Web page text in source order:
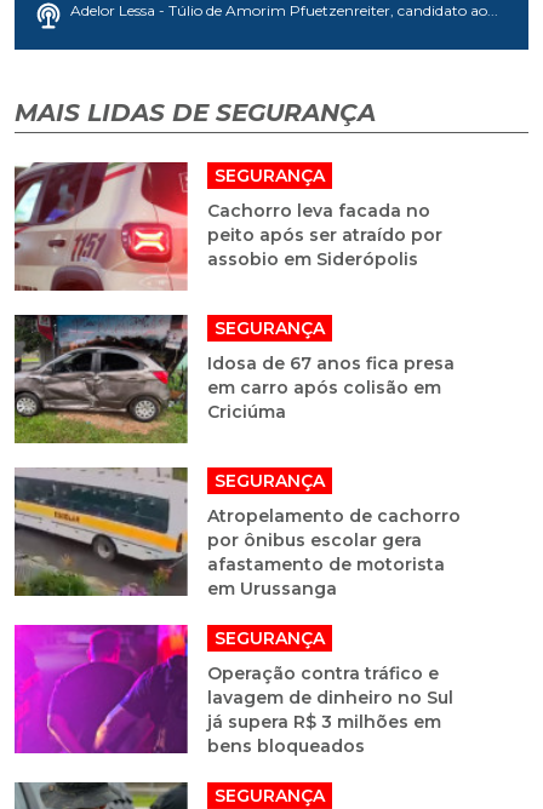
Adelor Lessa - Túlio de Amorim Pfuetzenreiter, candidato ao...
MAIS LIDAS DE SEGURANÇA
SEGURANÇA
Cachorro leva facada no
peito após ser atraído por
assobio em Siderópolis
SEGURANÇA
Idosa de 67 anos fica presa
em carro após colisão em
Criciúma
SEGURANÇA
Atropelamento de cachorro
por ônibus escolar gera
afastamento de motorista
em Urussanga
SEGURANÇA
Operação contra tráfico e
lavagem de dinheiro no Sul
já supera R$ 3 milhões em
bens bloqueados
SEGURANÇA